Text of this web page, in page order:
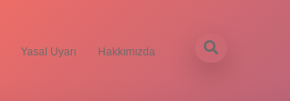
Yasal Uyarı Hakkımızda